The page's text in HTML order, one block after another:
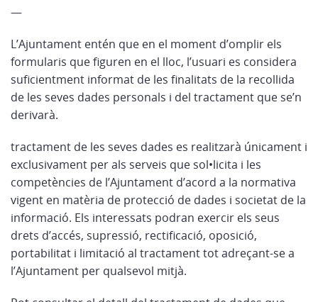
—
L’Ajuntament entén que en el moment d’omplir els
formularis que figuren en el lloc, l’usuari es considera
suficientment informat de les finalitats de la recollida
de les seves dades personals i del tractament que se’n
derivarà.
tractament de les seves dades es realitzarà únicament i
exclusivament per als serveis que sol•licita i les
competències de l’Ajuntament d’acord a la normativa
vigent en matèria de protecció de dades i societat de la
informació. Els interessats podran exercir els seus
drets d’accés, supressió, rectificació, oposició,
portabilitat i limitació al tractament tot adreçant-se a
l’Ajuntament per qualsevol mitjà.